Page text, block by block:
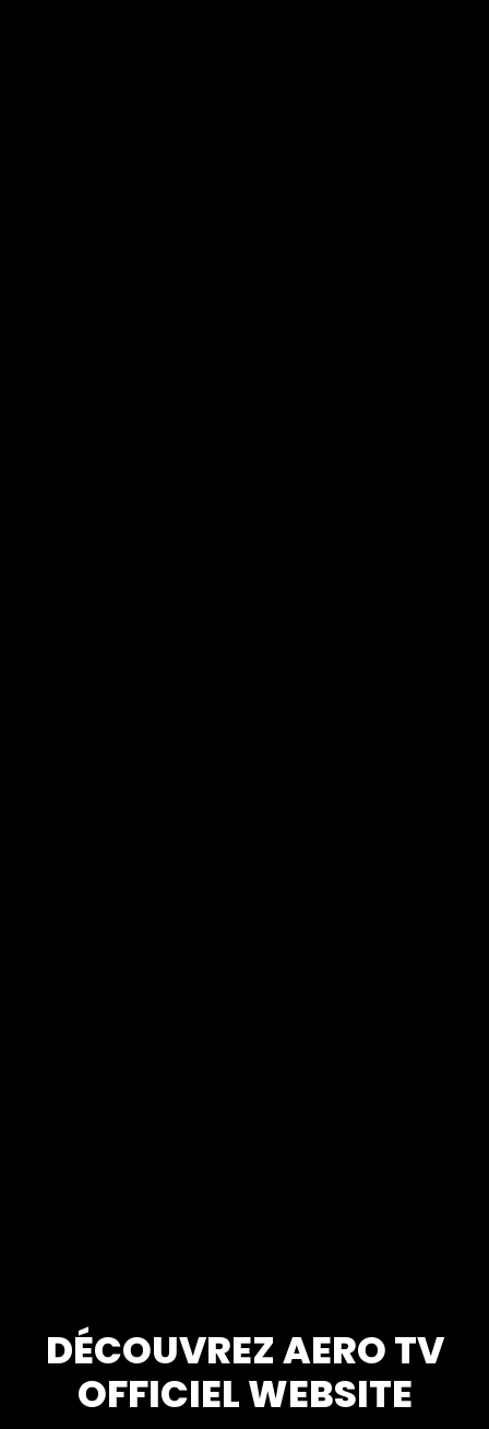
DÉCOUVREZAERO TV
OFFICIEL WEBSITE